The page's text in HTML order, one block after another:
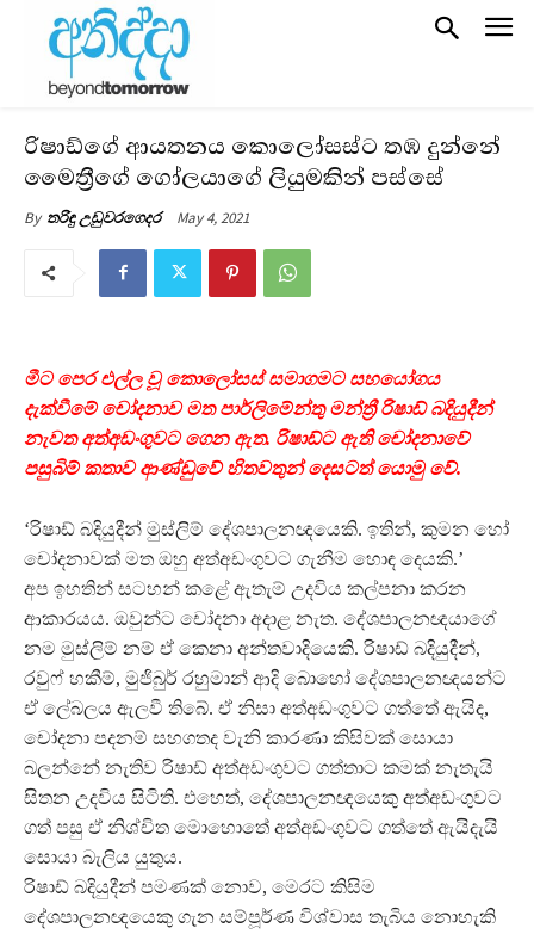
රිෂාඩ්ගේ ආයතනය කොලෝසස්ට තඹ දුන්නේ
මෛත්‍රීගේ ගෝලයාගේ ලියුමකින් පස්සේ
By තරිඳු උඩුවරගෙදර May 4, 2021
මීට පෙර එල්ල වූ කොලෝසස් සමාගමට සහයෝගය
දැක්වීමේ චෝදනාව මත පාර්ලිමේන්තු මන්ත්‍රී රිෂාඩ් බදියුදීන්
නැවත අත්අඩංගුවට ගෙන ඇත. රිෂාඩ්ට ඇති චෝදනාවේ
පසුබිම් කතාව ආණ්ඩුවේ හිතවතුන් දෙසටත් යොමු වේ.
‘රිෂාඩ් බදියුදීන් මුස්ලිම් දේශපාලනඥයෙකි. ඉතින්, කුමන හෝ
චෝදනාවක් මත ඔහු අත්අඩංගුවට ගැනීම හොඳ දෙයකි.’
අප ඉහතින් සටහන් කළේ ඇතැම් උදවිය කල්පනා කරන
ආකාරයය. ඔවුන්ට චෝදනා අදාළ නැත. දේශපාලනඥයාගේ
නම මුස්ලිම් නම් ඒ කෙනා අන්තවාදියෙකි. රිෂාඩ් බදියුදීන්,
රවුෆ් හකීම්, මුජිබුර් රහුමාන් ආදි බොහෝ දේශපාලනඥයන්ට
ඒ ලේබලය ඇලවී තිබේ. ඒ නිසා අත්අඩංගුවට ගත්තේ ඇයිද,
චෝදනා පදනම් සහගතද වැනි කාරණා කිසිවක් සොයා
බලන්නේ නැතිව රිෂාඩ් අත්අඩංගුවට ගත්තාට කමක් නැතැයි
සිතන උදවිය සිටිති. එහෙත්, දේශපාලනඥයෙකු අත්අඩංගුවට
ගත් පසු ඒ නිශ්චිත මොහොතේ අත්අඩංගුවට ගත්තේ ඇයිදැයි
සොයා බැලිය යුතුය.
රිෂාඩ් බදියුදීන් පමණක් නොව, මෙරට කිසිම
දේශපාලනඥයෙකු ගැන සම්පූර්ණ විශ්වාස තැබිය නොහැකි